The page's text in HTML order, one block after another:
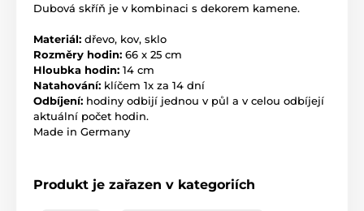
Dubová skříň je v kombinaci s dekorem kamene.
Materiál: dřevo, kov, sklo
Rozměry hodin: 66 x 25 cm
Hloubka hodin: 14 cm
Natahování: klíčem 1x za 14 dní
Odbíjení: hodiny odbijí jednou v půl a v celou odbíjejí
aktuální počet hodin.
Made in Germany
Produkt je zařazen v kategoriích